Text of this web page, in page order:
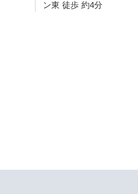
ン東 徒歩 約4分